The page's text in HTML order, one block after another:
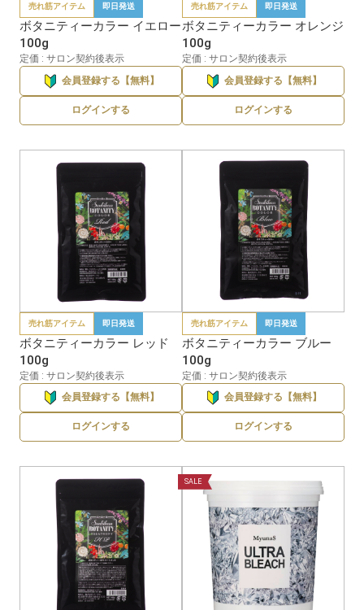
売れ筋アイテム 即日発送
ボタニティーカラー イエロー
100g
定価 : サロン契約後表示
会員登録する【無料】
ログインする
売れ筋アイテム 即日発送
ボタニティーカラー オレンジ
100g
定価 : サロン契約後表示
会員登録する【無料】
ログインする
売れ筋アイテム 即日発送
ボタニティーカラー レッド
100g
定価 : サロン契約後表示
会員登録する【無料】
ログインする
売れ筋アイテム 即日発送
ボタニティーカラー ブルー
100g
定価 : サロン契約後表示
会員登録する【無料】
ログインする
SALE